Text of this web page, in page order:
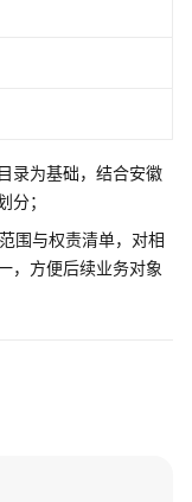
录为基础，结合安徽
分；
围与权责清单，对相
，方便后续业务对象